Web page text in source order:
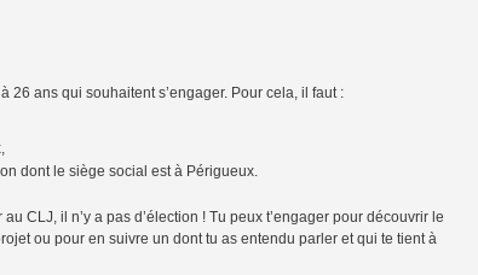
26 ans qui souhaitent s’engager. Pour cela, il faut :
dont le siège social est à Périgueux.
CLJ, il n’y a pas d’élection ! Tu peux t’engager pour découvrir le
ou pour en suivre un dont tu as entendu parler et qui te tient à